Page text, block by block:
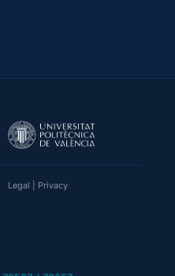
Legal Privacy